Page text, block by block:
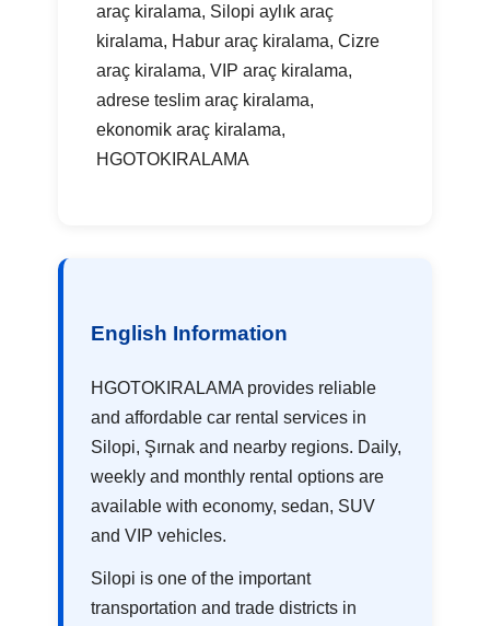
araç kiralama, Silopi aylık araç
kiralama, Habur araç kiralama, Cizre
araç kiralama, VIP araç kiralama,
adrese teslim araç kiralama,
ekonomik araç kiralama,
HGOTOKIRALAMA
English Information
HGOTOKIRALAMA provides reliable
and affordable car rental services in
Silopi, Şırnak and nearby regions. Daily,
weekly and monthly rental options are
available with economy, sedan, SUV
and VIP vehicles.
Silopi is one of the important
transportation and trade districts in